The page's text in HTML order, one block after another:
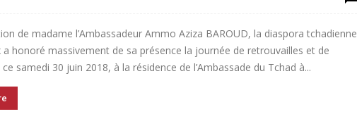
de madame l’Ambassadeur Ammo Aziza BAROUD, la diaspora tchadienne
a honoré massivement de sa présence la journée de retrouvailles et de
samedi 30 juin 2018, à la résidence de l’Ambassade du Tchad à...